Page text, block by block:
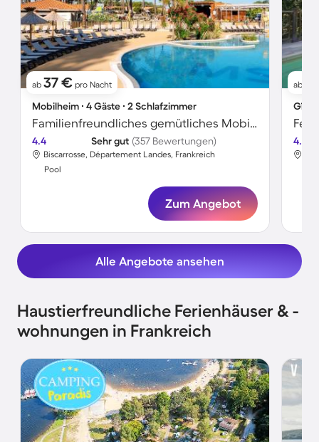
ab 37 € pro Nacht
Mobilheim ∙ 4 Gäste ∙ 2 Schlafzimmer
Familienfreundliches gemütliches Mobilheim mit beheiztem Pool und Terrasse | Hunde erlaubt
4.4 Sehr gut (357 Bewertungen)
Biscarrosse, Département Landes, Frankreich
Pool
Zum Angebot
ab
Gîte
4.8
Alle Angebote ansehen
Haustierfreundliche Ferienhäuser & -
wohnungen in Frankreich